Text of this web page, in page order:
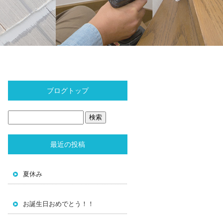
ブログトップ
最近の投稿
夏休み
お誕生日おめでとう！！